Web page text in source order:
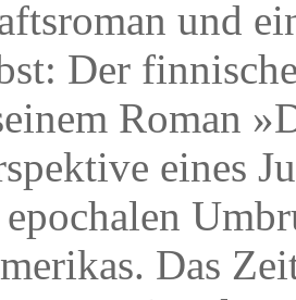
und
Der
Roman
eines
Das